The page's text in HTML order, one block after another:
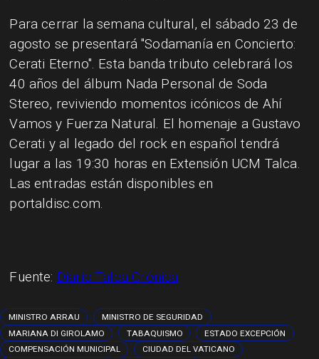
Para cerrar la semana cultural, el sábado 23 de
agosto se presentará "Sodamanía en Concierto:
Cerati Eterno". Esta banda tributo celebrará los
40 años del álbum Nada Personal de Soda
Stereo, reviviendo momentos icónicos de Ahí
Vamos y Fuerza Natural. El homenaje a Gustavo
Cerati y al legado del rock en español tendrá
lugar a las 19:30 horas en Extensión UCM Talca.
Las entradas están disponibles en
portaldisc.com.
Fuente: Diario Talca Crónica
MINISTRO ARRAU
MINISTRO DE SEGURIDAD
MARIANA DI GIROLAMO
TABAQUISMO
ESTADO EXCEPCIÓN
COMPENSACIÓN MUNICIPAL
CIUDAD DEL VATICANO